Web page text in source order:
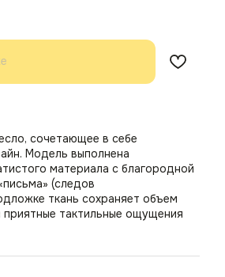
сочетающее в себе
Модель выполнена
материала с благородной
(следов
ткань сохраняет объем
тактильные ощущения